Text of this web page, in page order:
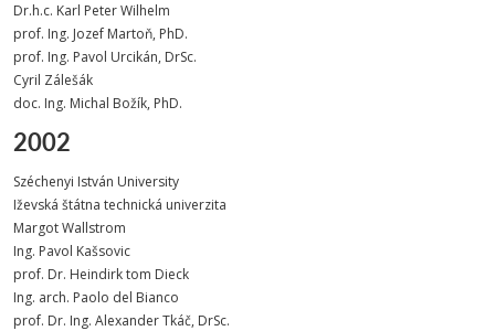
Dr.h.c. Karl Peter Wilhelm
prof. Ing. Jozef Martoň, PhD.
prof. Ing. Pavol Urcikán, DrSc.
Cyril Zálešák
doc. Ing. Michal Božík, PhD.
2002
Széchenyi István University
Iževská štátna technická univerzita
Margot Wallstrom
Ing. Pavol Kašsovic
prof. Dr. Heindirk tom Dieck
Ing. arch. Paolo del Bianco
prof. Dr. Ing. Alexander Tkáč, DrSc.